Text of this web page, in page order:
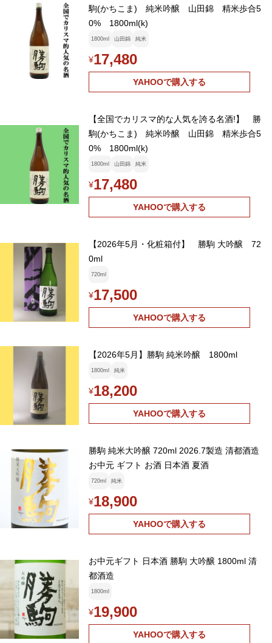
駒(かちこま) 純米吟醸 山田錦 精米歩合5
0% 1800ml(k)
1800ml 山田錦 純米
¥17,480
YAHOOで購入する
【全国でカリスマ的な人気を誇る名酒!】 勝
駒(かちこま) 純米吟醸 山田錦 精米歩合5
0% 1800ml(k)
1800ml 山田錦 純米
¥17,480
YAHOOで購入する
【2026年5月・化粧箱付】 勝駒 大吟醸 72
0ml
720ml
¥17,500
YAHOOで購入する
【2026年5月】勝駒 純米吟醸 1800ml
1800ml 純米
¥18,200
YAHOOで購入する
勝駒 純米大吟醸 720ml 2026.7製造 清都酒造
お中元 ギフト お酒 日本酒 夏酒
720ml 純米
¥18,900
YAHOOで購入する
お中元ギフト 日本酒 勝駒 大吟醸 1800ml 清
都酒造
1800ml
¥19,900
YAHOOで購入する